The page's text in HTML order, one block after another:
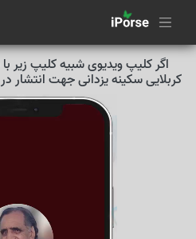
اگر کلیپ ویدیوی شبیه کلیپ زیر
کربلایی سکینه یزدانی جهت انتشار